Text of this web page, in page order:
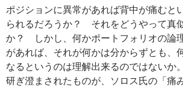
ポジションに異常があれば背中が痛むと
られるだろうか？ それをどうやって真
か？ しかし、何かポートフォリオの論
があれば、それが何かは分からずとも、
なるというのは理解出来るのではないか
研ぎ澄まされたものが、ソロス氏の「痛